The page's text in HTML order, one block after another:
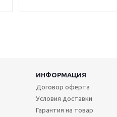
ИНФОРМАЦИЯ
Договор оферта
Условия доставки
Гарантия на товар